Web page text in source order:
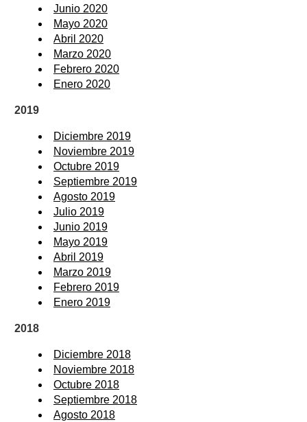
Junio 2020
Mayo 2020
Abril 2020
Marzo 2020
Febrero 2020
Enero 2020
2019
Diciembre 2019
Noviembre 2019
Octubre 2019
Septiembre 2019
Agosto 2019
Julio 2019
Junio 2019
Mayo 2019
Abril 2019
Marzo 2019
Febrero 2019
Enero 2019
2018
Diciembre 2018
Noviembre 2018
Octubre 2018
Septiembre 2018
Agosto 2018